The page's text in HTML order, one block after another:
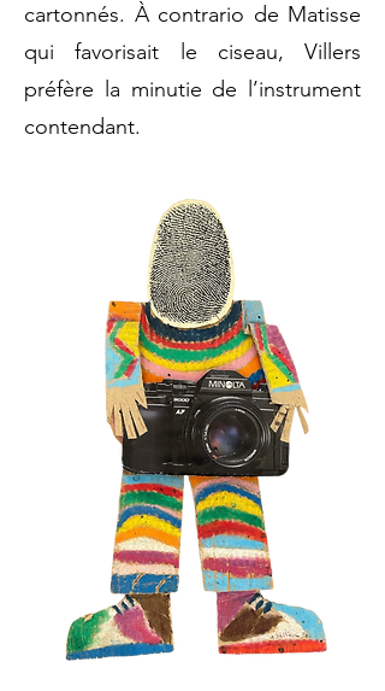
cartonnés. À contrario de Matisse
qui favorisait le ciseau, Villers
préfère la minutie de l’instrument
contendant.